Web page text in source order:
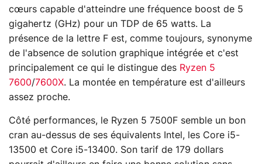
cœurs capable d'atteindre une fréquence boost de 5
gigahertz (GHz) pour un TDP de 65 watts. La
présence de la lettre F est, comme toujours, synonyme
de l'absence de solution graphique intégrée et c'est
principalement ce qui le distingue des Ryzen 5
7600/7600X. La montée en température est d'ailleurs
assez proche.
Côté performances, le Ryzen 5 7500F semble un bon
cran au-dessus de ses équivalents Intel, les Core i5-
13500 et Core i5-13400. Son tarif de 179 dollars